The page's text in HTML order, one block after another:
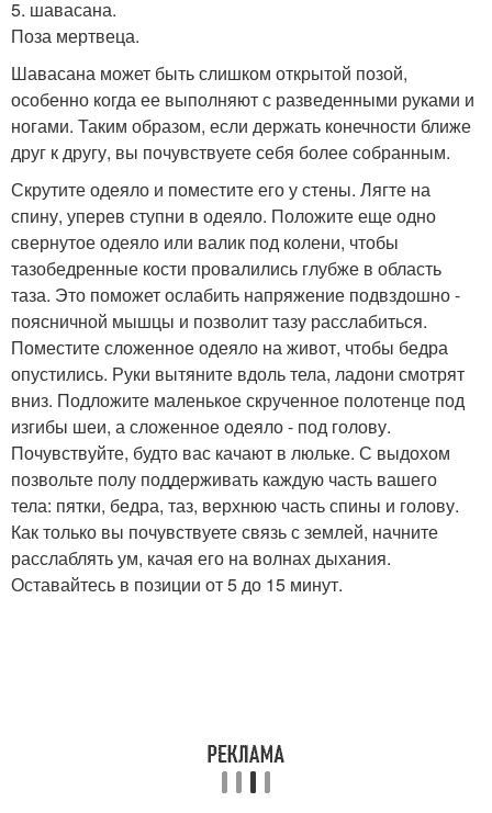
5. шавасана.
Поза мертвеца.
Шавасана может быть слишком открытой позой,
особенно когда ее выполняют с разведенными руками и
ногами. Таким образом, если держать конечности ближе
друг к другу, вы почувствуете себя более собранным.
Скрутите одеяло и поместите его у стены. Лягте на
спину, уперев ступни в одеяло. Положите еще одно
свернутое одеяло или валик под колени, чтобы
тазобедренные кости провалились глубже в область
таза. Это поможет ослабить напряжение подвздошно -
поясничной мышцы и позволит тазу расслабиться.
Поместите сложенное одеяло на живот, чтобы бедра
опустились. Руки вытяните вдоль тела, ладони смотрят
вниз. Подложите маленькое скрученное полотенце под
изгибы шеи, а сложенное одеяло - под голову.
Почувствуйте, будто вас качают в люльке. С выдохом
позвольте полу поддерживать каждую часть вашего
тела: пятки, бедра, таз, верхнюю часть спины и голову.
Как только вы почувствуете связь с землей, начните
расслаблять ум, качая его на волнах дыхания.
Оставайтесь в позиции от 5 до 15 минут.